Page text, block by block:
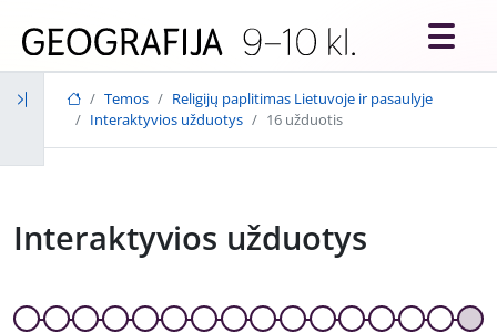
Temos
Religijų paplitimas Lietuvoje ir pasaulyje
Interaktyvios užduotys
16 užduotis
Interaktyvios užduotys